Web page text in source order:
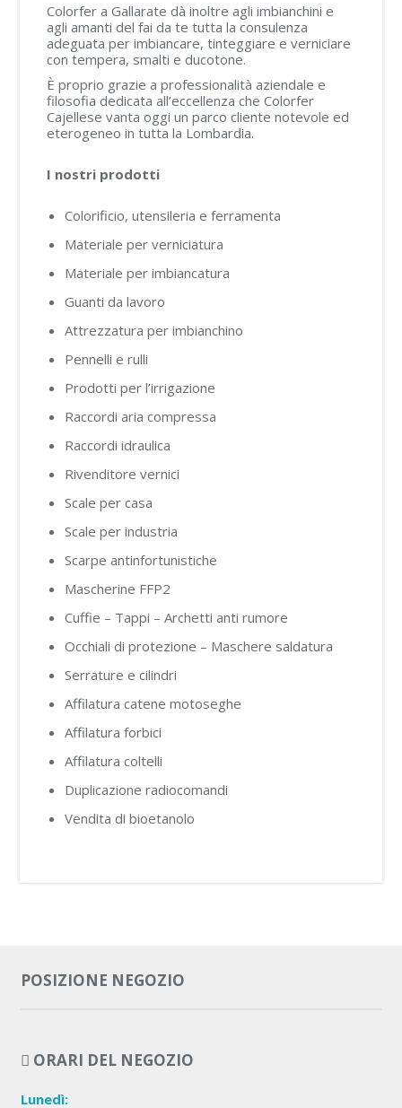
Colorfer a Gallarate dà inoltre agli imbianchini e
agli amanti del fai da te tutta la consulenza
adeguata per imbiancare, tinteggiare e verniciare
con tempera, smalti e ducotone.
È proprio grazie a professionalità aziendale e
filosofia dedicata all’eccellenza che Colorfer
Cajellese vanta oggi un parco cliente notevole ed
eterogeneo in tutta la Lombardia.
I nostri prodotti
Colorificio, utensileria e ferramenta
Materiale per verniciatura
Materiale per imbiancatura
Guanti da lavoro
Attrezzatura per imbianchino
Pennelli e rulli
Prodotti per l’irrigazione
Raccordi aria compressa
Raccordi idraulica
Rivenditore vernici
Scale per casa
Scale per industria
Scarpe antinfortunistiche
Mascherine FFP2
Cuffie – Tappi – Archetti anti rumore
Occhiali di protezione – Maschere saldatura
Serrature e cilindri
Affilatura catene motoseghe
Affilatura forbici
Affilatura coltelli
Duplicazione radiocomandi
Vendita di bioetanolo
POSIZIONE NEGOZIO
ORARI DEL NEGOZIO
Lunedì: